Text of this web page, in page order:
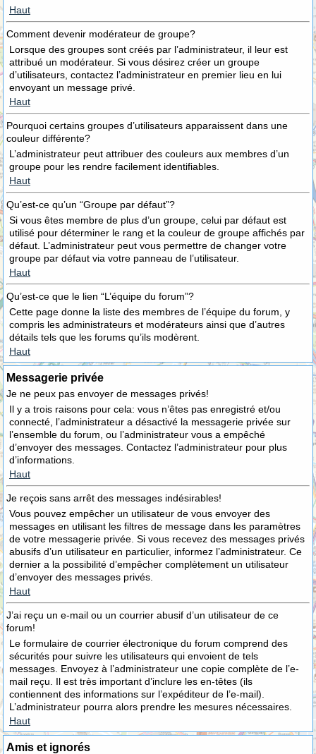
Haut
Comment devenir modérateur de groupe?
Lorsque des groupes sont créés par l’administrateur, il leur est
attribué un modérateur. Si vous désirez créer un groupe
d’utilisateurs, contactez l’administrateur en premier lieu en lui
envoyant un message privé.
Haut
Pourquoi certains groupes d’utilisateurs apparaissent dans une
couleur différente?
L’administrateur peut attribuer des couleurs aux membres d’un
groupe pour les rendre facilement identifiables.
Haut
Qu’est-ce qu’un “Groupe par défaut”?
Si vous êtes membre de plus d’un groupe, celui par défaut est
utilisé pour déterminer le rang et la couleur de groupe affichés par
défaut. L’administrateur peut vous permettre de changer votre
groupe par défaut via votre panneau de l’utilisateur.
Haut
Qu’est-ce que le lien “L’équipe du forum”?
Cette page donne la liste des membres de l’équipe du forum, y
compris les administrateurs et modérateurs ainsi que d’autres
détails tels que les forums qu’ils modèrent.
Haut
Messagerie privée
Je ne peux pas envoyer de messages privés!
Il y a trois raisons pour cela: vous n’êtes pas enregistré et/ou
connecté, l’administrateur a désactivé la messagerie privée sur
l’ensemble du forum, ou l’administrateur vous a empêché
d’envoyer des messages. Contactez l’administrateur pour plus
d’informations.
Haut
Je reçois sans arrêt des messages indésirables!
Vous pouvez empêcher un utilisateur de vous envoyer des
messages en utilisant les filtres de message dans les paramètres
de votre messagerie privée. Si vous recevez des messages privés
abusifs d’un utilisateur en particulier, informez l’administrateur. Ce
dernier a la possibilité d’empêcher complètement un utilisateur
d’envoyer des messages privés.
Haut
J’ai reçu un e-mail ou un courrier abusif d’un utilisateur de ce
forum!
Le formulaire de courrier électronique du forum comprend des
sécurités pour suivre les utilisateurs qui envoient de tels
messages. Envoyez à l’administrateur une copie complète de l’e-
mail reçu. Il est très important d’inclure les en-têtes (ils
contiennent des informations sur l’expéditeur de l’e-mail).
L’administrateur pourra alors prendre les mesures nécessaires.
Haut
Amis et ignorés